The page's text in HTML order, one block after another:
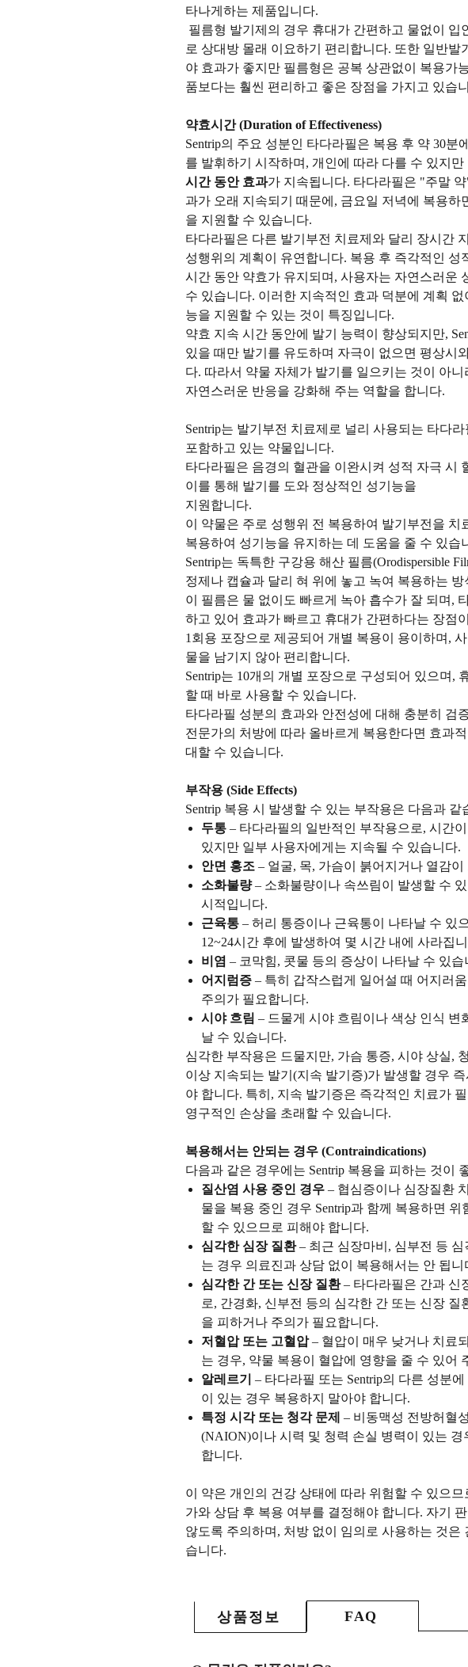
타나게하는 제품입니다.
필름형 발기제의 경우 휴대가 간편하고 물없이 입
로 상대방 몰래 이요하기 편리합니다. 또한 일반발
야 효과가 좋지만 필름형은 공복 상관없이 복용가
품보다는 훨씬 편리하고 좋은 장점을 가지고 있습
약효시간 (Duration of Effectiveness)
Sentrip의 주요 성분인 타다라필은 복용 후 약 30분
를 발휘하기 시작하며, 개인에 따라 다를 수 있지만
시간 동안 효과가 지속됩니다. 타다라필은 "주말
과가 오래 지속되기 때문에, 금요일 저녁에 복용하
을 지원할 수 있습니다.
타다라필은 다른 발기부전 치료제와 달리 장시간
성행위의 계획이 유연합니다. 복용 후 즉각적인 성
시간 동안 약효가 유지되며, 사용자는 자연스러운
수 있습니다. 이러한 지속적인 효과 덕분에 계획 없
능을 지원할 수 있는 것이 특징입니다.
약효 지속 시간 동안에 발기 능력이 향상되지만,
있을 때만 발기를 유도하며 자극이 없으면 평상시
다. 따라서 약물 자체가 발기를 일으키는 것이 아
자연스러운 반응을 강화해 주는 역할을 합니다.
Sentrip는 발기부전 치료제로 널리 사용되는 타다라
포함하고 있는 약물입니다.
타다라필은 음경의 혈관을 이완시켜 성적 자극 시
이를 통해 발기를 도와 정상적인 성기능을
지원합니다.
이 약물은 주로 성행위 전 복용하여 발기부전을 치
복용하여 성기능을 유지하는 데 도움을 줄 수 있습
Sentrip는 독특한 구강용 해산 필름(Orodispersible
정제나 캡슐과 달리 혀 위에 놓고 녹여 복용하는 방
이 필름은 물 없이도 빠르게 녹아 흡수가 잘 되며,
하고 있어 효과가 빠르고 휴대가 간편하다는 장점
1회용 포장으로 제공되어 개별 복용이 용이하며,
물을 남기지 않아 편리합니다.
Sentrip는 10개의 개별 포장으로 구성되어 있으며,
할 때 바로 사용할 수 있습니다.
타다라필 성분의 효과와 안전성에 대해 충분히 검
전문가의 처방에 따라 올바르게 복용한다면 효과적
대할 수 있습니다.
부작용 (Side Effects)
Sentrip 복용 시 발생할 수 있는 부작용은 다음과 같
두통 – 타다라필의 일반적인 부작용으로, 시간
있지만 일부 사용자에게는 지속될 수 있습니다.
안면 홍조 – 얼굴, 목, 가슴이 붉어지거나 열감
소화불량– 소화불량이나 속쓰림이 발생할 수
시적입니다.
근육통 – 허리 통증이나 근육통이 나타날 수 있
12~24시간 후에 발생하여 몇 시간 내에 사라집
비염 – 코막힘, 콧물 등의 증상이 나타날 수 있습
어지럼증 – 특히 갑작스럽게 일어설 때 어지러
주의가 필요합니다.
시야 흐림 – 드물게 시야 흐림이나 색상 인식 변
날 수 있습니다.
심각한 부작용은 드물지만, 가슴 통증, 시야 상실,
이상 지속되는 발기(지속 발기증)가 발생할 경우
야 합니다. 특히, 지속 발기증은 즉각적인 치료가
영구적인 손상을 초래할 수 있습니다.
복용해서는 안되는 경우 (Contraindications)
다음과 같은 경우에는 Sentrip 복용을 피하는 것이
질산염 사용 중인 경우 – 협심증이나 심장질환
물을 복용 중인 경우 Sentrip과 함께 복용하면 위
할 수 있으므로 피해야 합니다.
심각한 심장 질환– 최근 심장마비, 심부전 등 심
는 경우 의료진과 상담 없이 복용해서는 안 됩니
심각한 간 또는 신장 질환– 타다라필은 간과 신
로, 간경화, 신부전 등의 심각한 간 또는 신장 질
을 피하거나 주의가 필요합니다.
저혈압 또는 고혈압– 혈압이 매우 낮거나 치료
는 경우, 약물 복용이 혈압에 영향을 줄 수 있어
알레르기 – 타다라필 또는 Sentrip의 다른 성분
이 있는 경우 복용하지 말아야 합니다.
특정 시각 또는 청각 문제 – 비동맥성 전방허혈
(NAION)이나 시력 및 청력 손실 병력이 있는 경
합니다.
이 약은 개인의 건강 상태에 따라 위험할 수 있으
가와 상담 후 복용 여부를 결정해야 합니다. 자기
않도록 주의하며, 처방 없이 임의로 사용하는 것은
습니다.
상품정보 FAQ